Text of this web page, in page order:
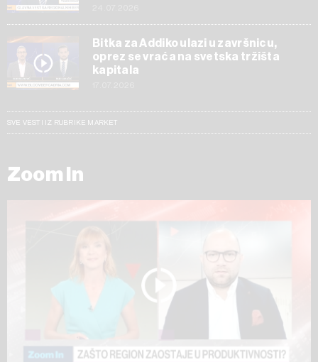
Bitka za Addiko ulazi u završnicu,
oprez se vraća na svetska tržišta
kapitala
SVE VESTI IZ RUBRIKE MARKET
Zoom In